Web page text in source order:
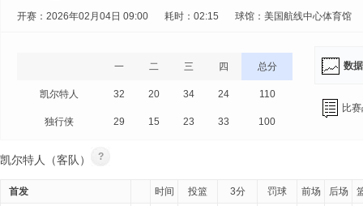
开赛：2026年02月04日 09:00
耗时：02:15 球馆：美国航线中心体育馆
一 二 三 四 总分
凯尔特人 32 20 34 24 110
独行侠 29 15 23 33 100
数
比
凯尔特人（客队） ?
首发 时间 投篮 3分 罚球 前场 后场